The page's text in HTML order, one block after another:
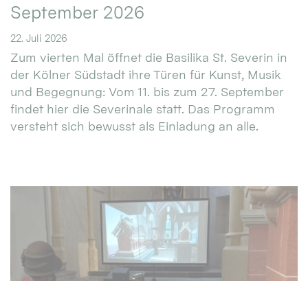
September 2026
22. Juli 2026
Zum vierten Mal öffnet die Basilika St. Severin in
der Kölner Südstadt ihre Türen für Kunst, Musik
und Begegnung: Vom 11. bis zum 27. September
findet hier die Severinale statt. Das Programm
versteht sich bewusst als Einladung an alle.